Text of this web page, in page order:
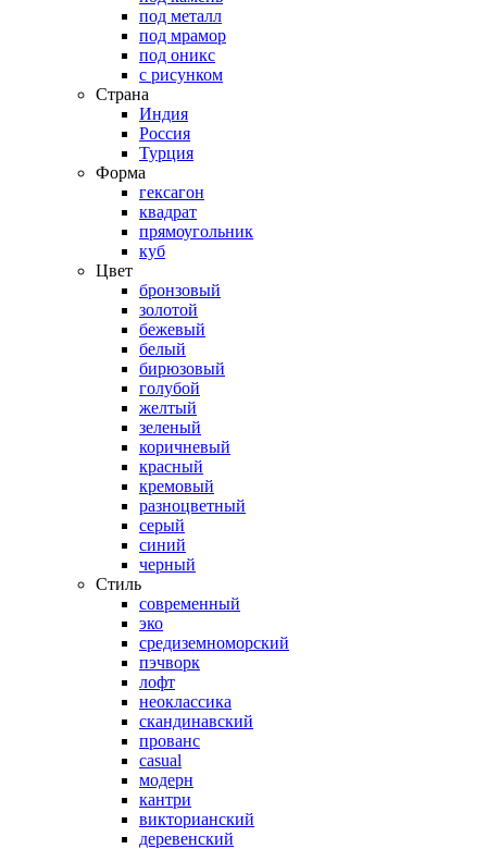
под металл
под мрамор
под оникс
с рисунком
Страна
Индия
Россия
Турция
Форма
гексагон
квадрат
прямоугольник
куб
Цвет
бронзовый
золотой
бежевый
белый
бирюзовый
голубой
желтый
зеленый
коричневый
красный
кремовый
разноцветный
серый
синий
черный
Стиль
современный
эко
средиземноморский
пэчворк
лофт
неоклассика
скандинавский
прованс
casual
модерн
кантри
викторианский
деревенский